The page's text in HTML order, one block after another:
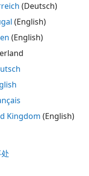
(Deutsch)
(English)
(English)
Kingdom (English)